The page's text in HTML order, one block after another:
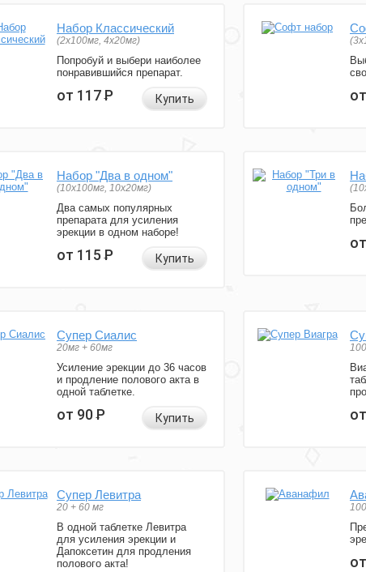
Набор Классический
(2x100мг, 4x20мг)
Попробуй и выбери наиболее
понравившийся препарат.
от 117Р Купить
Набор "Два в одном"
(10x100мг, 10x20мг)
Два самых популярных
препарата для усиления
эрекции в одном наборе!
от 115Р Купить
Супер Сиалис
20мг + 60мг
Усиление эрекции до 36 часов
и продление полового акта в
одной таблетке.
от 90Р Купить
Супер Левитра
20 + 60 мг
В одной таблетке Левитра
для усиления эрекции и
Дапоксетин для продления
полового акта!